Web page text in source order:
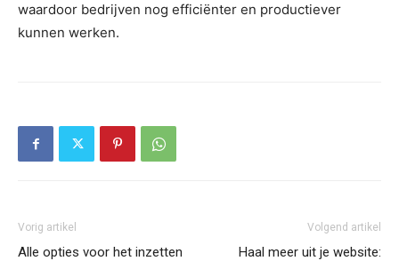
waardoor bedrijven nog efficiënter en productiever
kunnen werken.
Vorig artikel
Alle opties voor het inzetten
Volgend artikel
Haal meer uit je website: